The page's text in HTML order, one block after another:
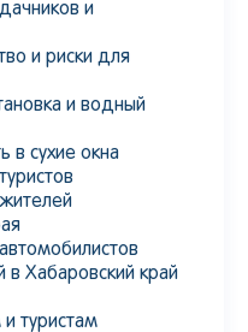
и
и риски для
и водный
в сухие окна
в Хабаровский край
туристам